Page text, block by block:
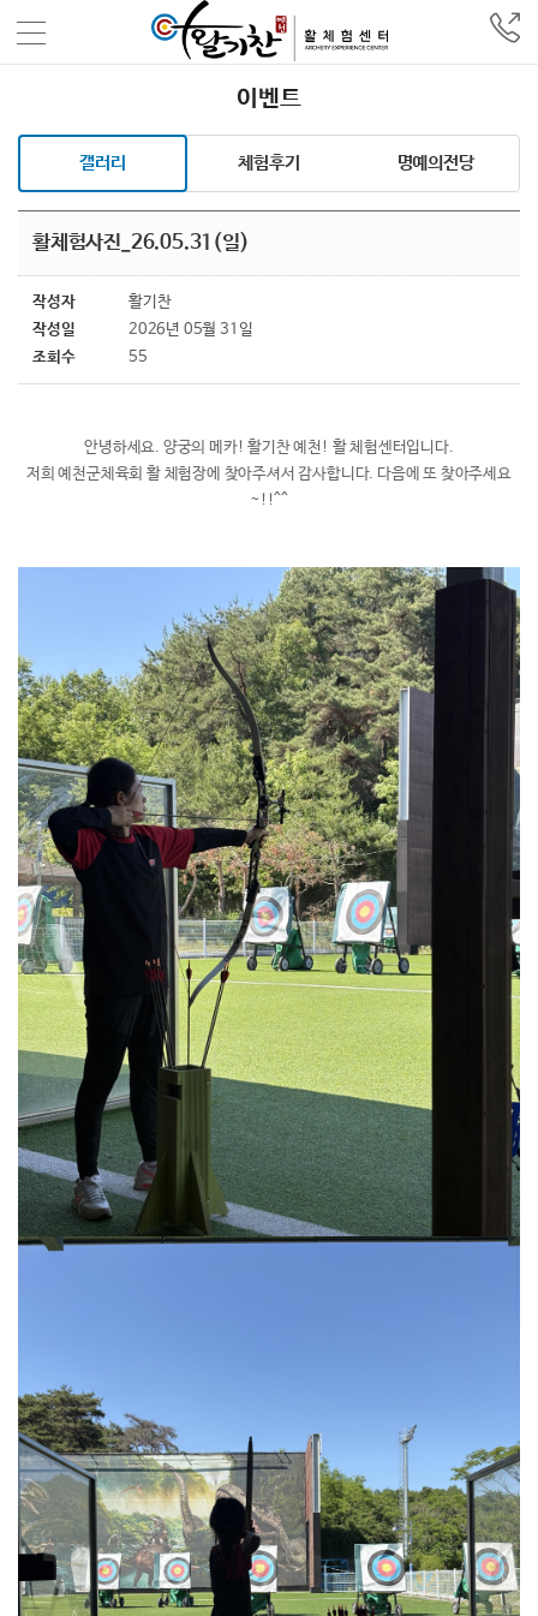
이벤트
갤러리 체험후기 명예의전당
활체험사진_26.05.31(일)
작성자
활기찬
작성일
2026년 05월 31일
조회수
55
안녕하세요. 양궁의 메카! 활기찬 예천! 활 체험센터입니다.
저희 예천군체육회 활 체험장에 찾아주셔서 감사합니다. 다음에 또 찾아주세요
~!!^^